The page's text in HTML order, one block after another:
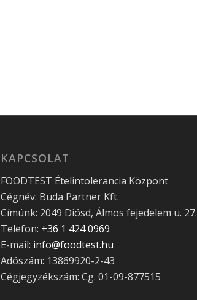
KAPCSOLAT
FOODTEST Ételintolerancia Központ
Cégnév: Buda Partner Kft.
Címünk: 2049 Diósd, Álmos fejedelem u. 27.
Telefon: +36 1 424 0969
E-mail: info@foodtest.hu
Adószám: 13869920-2-43
Cégjegyzékszám: Cg. 01-09-877515